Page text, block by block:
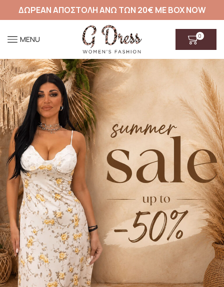
ΔΩΡΕΑΝ ΑΠΟΣΤΟΛΗ ΑΝΩ ΤΩΝ 20€ ΜΕ BOX NOW
MENU 0